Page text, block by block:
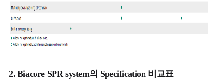
2. Biacore SPR system의 Specification 비교표